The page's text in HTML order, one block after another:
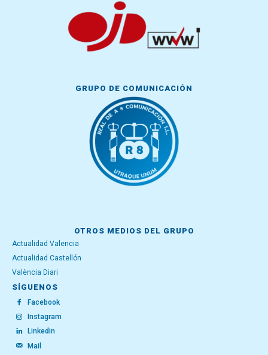
GRUPO DE COMUNICACIÓN
OTROS MEDIOS DEL GRUPO
Actualidad Valencia
Actualidad Castellón
València Diari
SÍGUENOS
Facebook
Instagram
Linkedin
Mail